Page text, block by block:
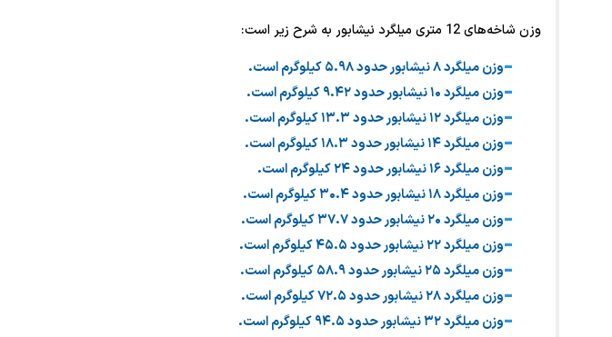
وزن شاخه‌های 12 متری میلگرد نیشابور به شرح زیر است:
وزن میلگرد ۸ نیشابور حدود ۵.۹۸ کیلوگرم است.
وزن میلگرد ۱۰ نیشابور حدود ۹.۴۲ کیلوگرم است.
وزن میلگرد ۱۲ نیشابور حدود ۱۳.۳ کیلوگرم است.
وزن میلگرد ۱۴ نیشابور حدود ۱۸.۳ کیلوگرم است.
وزن میلگرد ۱۶ نیشابور حدود ۲۴ کیلوگرم است.
وزن میلگرد ۱۸ نیشابور حدود ۳۰.۴ کیلوگرم است.
وزن میلگرد ۲۰ نیشابور حدود ۳۷.۷ کیلوگرم است.
وزن میلگرد ۲۲ نیشابور حدود ۴۵.۵ کیلوگرم است.
وزن میلگرد ۲۵ نیشابور حدود ۵۸.۹ کیلوگرم است.
وزن میلگرد ۲۸ نیشابور حدود ۷۲.۵ کیلوگرم است.
وزن میلگرد ۳۲ نیشابور حدود ۹۴.۵ کیلوگرم است.